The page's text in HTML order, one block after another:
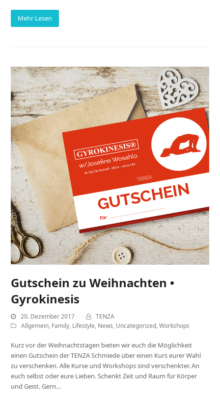
Mehr Lesen
Gutschein zu Weihnachten •
Gyrokinesis
20. Dezember 2017
TENZA
Allgemein, Family, Lifestyle, News, Uncategorized,Workshops
Kurz vor der Weihnachtstagen bieten wir euch die Möglichkeit
einen Gutschein der TENZA Schmiede über einen Kurs eurer Wahl
zu verschenken. Alle Kurse und Workshops sind verschenkter. An
euch selbst oder eure Lieben. Schenkt Zeit und Raum für Körper
und Geist. Gern…